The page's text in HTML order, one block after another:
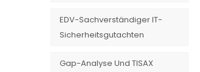
EDV-Sachverständiger IT-
Sicherheitsgutachten
Gap-Analyse Und TISAX